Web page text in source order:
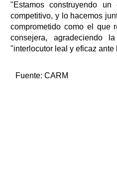
"Estamos construyendo
competitivo, y lo hacemos
comprometido como el que
consejera, agradeciendo
"interlocutor leal y eficaz
Fuente: CARM